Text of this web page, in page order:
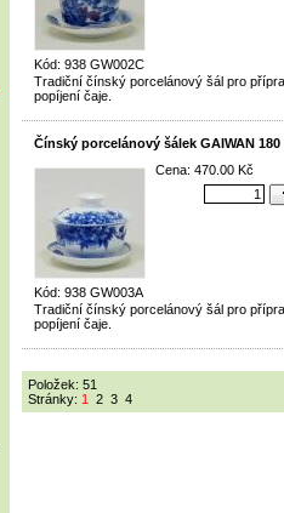
Kód: 938 GW002C
Tradiční čínský porcelánový šál pro
popíjení čaje.
Čínský porcelánový šálek GAIWAN 180
Kód: 938 GW003A
Cena: 470.00 Kč
Tradiční čínský porcelánový šál pro
popíjení čaje.
Položek: 51
Stránky: 1 2 3 4